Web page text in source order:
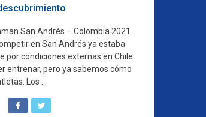
San Andrés – Colombia 2021
en San Andrés ya estaba
por condiciones externas en Chile
entrenar, pero ya sabemos cómo
Los ...